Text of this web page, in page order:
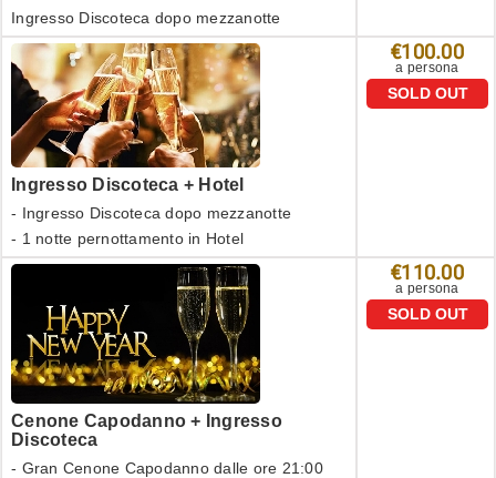
Ingresso Discoteca dopo mezzanotte
Ingresso Discoteca + Hotel
- Ingresso Discoteca dopo mezzanotte
- 1 notte pernottamento in Hotel
€100.00
a persona
SOLD OUT
Cenone Capodanno + Ingresso
Discoteca
- Gran Cenone Capodanno dalle ore 21:00
€110.00
a persona
SOLD OUT